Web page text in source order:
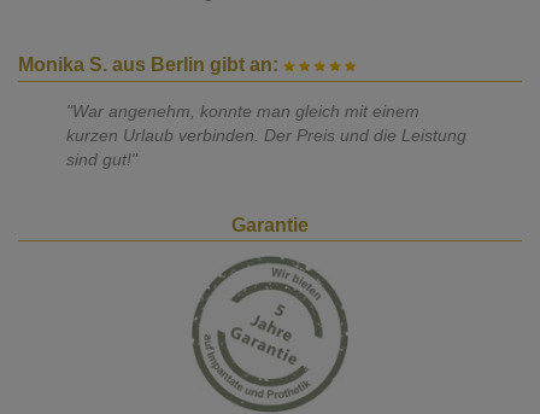
Monika S. aus Berlin gibt an:
"War angenehm, konnte man gleich mit einem
kurzen Urlaub verbinden. Der Preis und die Leistung
sind gut!"
Garantie